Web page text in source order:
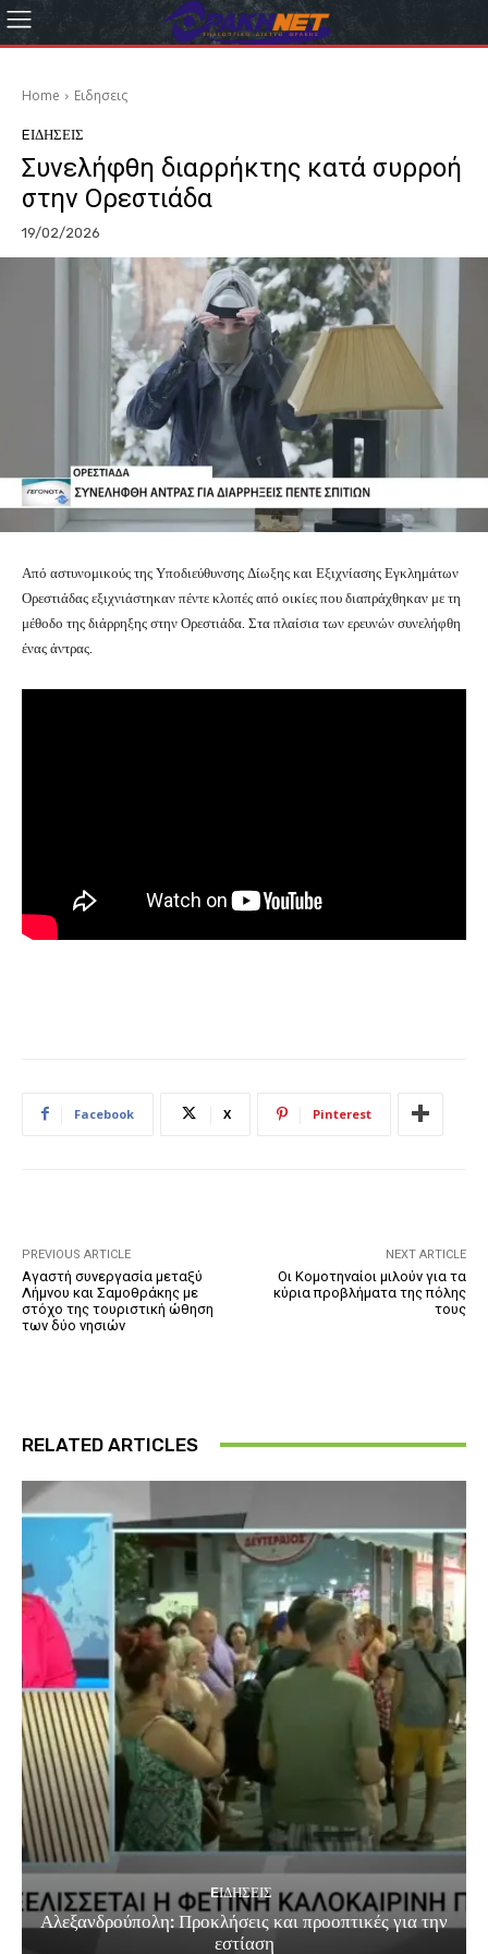
Home Eιδησεις
EΙΔΗΣΕΙΣ
Συνελήφθη διαρρήκτης κατά συρροή
στην Ορεστιάδα
19/02/2026
Από αστυνομικούς της Υποδιεύθυνσης Δίωξης και Εξιχνίασης Εγκλημάτων
Ορεστιάδας εξιχνιάστηκαν πέντε κλοπές από οικίες που διαπράχθηκαν με τη
μέθοδο της διάρρηξης στην Ορεστιάδα. Στα πλαίσια των ερευνών συνελήφθη
ένας άντρας.
Facebook X Pinterest
PREVIOUS ARTICLE
Αγαστή συνεργασία μεταξύ
Λήμνου και Σαμοθράκης με
στόχο της τουριστική ώθηση
των δύο νησιών
NEXT ARTICLE
Οι Κομοτηναίοι μιλούν για τα
κύρια προβλήματα της πόλης
τους
RELATED ARTICLES
EΙΔΗΣΕΙΣ
Αλεξανδρούπολη: Προκλήσεις και προοπτικές για την
εστίαση